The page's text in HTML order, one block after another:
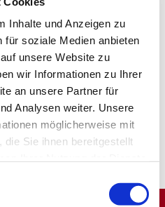
Inhalte und Anzeigen zu
für soziale Medien anbieten
unsere Website zu
wir Informationen zu Ihrer
an unsere Partner für
Analysen weiter. Unsere
möglicherweise mit
Sie ihnen bereitgestellt